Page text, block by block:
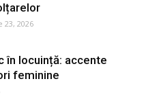
23, 2026
în locuință: accente
feminine